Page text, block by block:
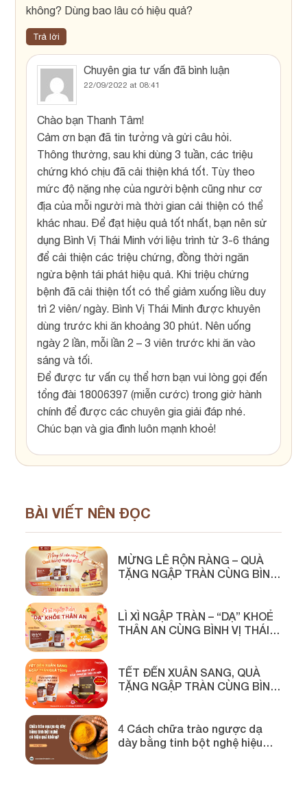
không? Dùng bao lâu có hiệu quả?
Trả lời
Chuyên gia tư vấn đã bình luận
22/09/2022 at 08:41
Chào bạn Thanh Tâm!
Cảm ơn bạn đã tin tưởng và gửi câu hỏi.
Thông thường, sau khi dùng 3 tuần, các triệu
chứng khó chịu đã cải thiện khá tốt. Tùy theo
mức độ nặng nhẹ của người bệnh cũng như cơ
địa của mỗi người mà thời gian cải thiện có thể
khác nhau. Để đạt hiệu quả tốt nhất, bạn nên sử
dụng Bình Vị Thái Minh với liệu trình từ 3-6 tháng
để cải thiện các triệu chứng, đồng thời ngăn
ngừa bệnh tái phát hiệu quả. Khi triệu chứng
bệnh đã cải thiện tốt có thể giảm xuống liều duy
trì 2 viên/ ngày. Bình Vị Thái Minh được khuyên
dùng trước khi ăn khoảng 30 phút. Nên uống
ngày 2 lần, mỗi lần 2 – 3 viên trước khi ăn vào
sáng và tối.
Để được tư vấn cụ thể hơn bạn vui lòng gọi đến
tổng đài 18006397 (miễn cước) trong giờ hành
chính để được các chuyên gia giải đáp nhé.
Chúc bạn và gia đình luôn mạnh khoẻ!
BÀI VIẾT NÊN ĐỌC
MỪNG LỄ RỘN RÀNG – QUÀ
TẶNG NGẬP TRÀN CÙNG BÌNH
LÌ XÌ NGẬP TRÀN – “DẠ” KHOẺ
THÂN AN CÙNG BÌNH VỊ THÁI
TẾT ĐẾN XUÂN SANG, QUÀ
TẶNG NGẬP TRÀN CÙNG BÌNH
4 Cách chữa trào ngược dạ
dày bằng tinh bột nghệ hiệu